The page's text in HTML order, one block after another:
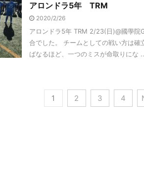
アロンドラ5年 TRM
2020/2/26
アロンドラ5年 TRM 2/23(日)@國學院
合でした。 チームとしての戦い方は
ばなるほど、一つのミスが命取りにな
1 2 3 4